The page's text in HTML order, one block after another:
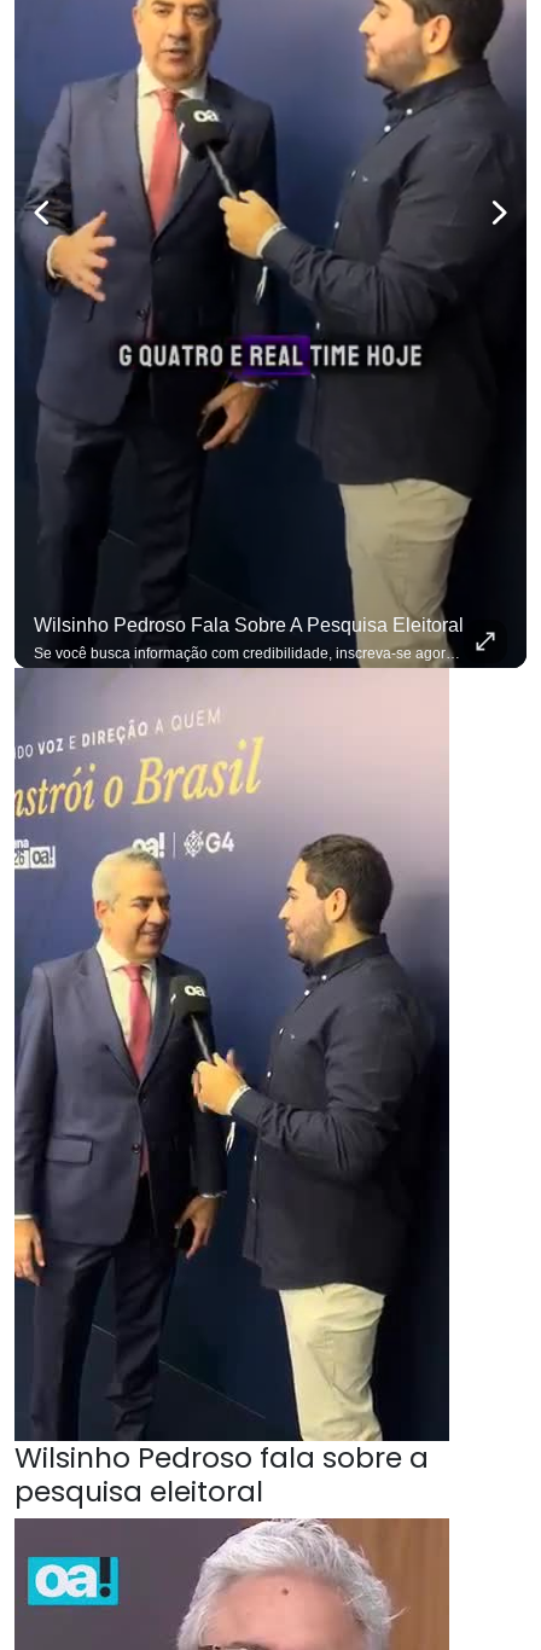
Wilsinho Pedroso Fala Sobre A Pesquisa Eleitoral
Se você busca informação com credibilidade, inscreva-se agora e ative o
para não perder nenhuma atualização! Ouça O Antagonista nos principais
Wilsinho Pedroso fala sobre a
pesquisa eleitoral